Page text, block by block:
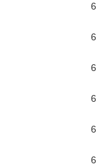
6
6
6
6
6
6